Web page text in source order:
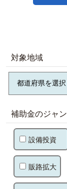
対象地域
補助金のジャ
設備投資
販路拡大